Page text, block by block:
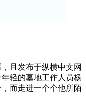
且发布于纵横中文网
轻的墓地工作人员杨
而走进一个个他所陌